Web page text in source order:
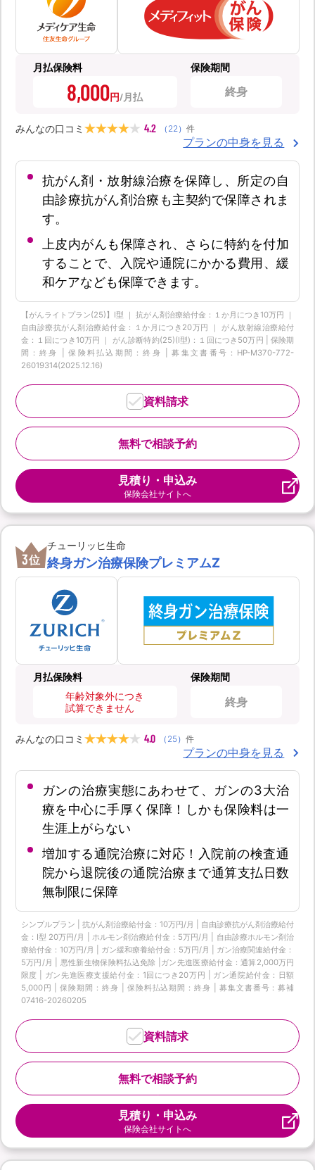
月払保険料
8,000円
保険期間
終身
みんなの口コミ 4.2 （ 22） 件
プランの中身を見る
抗がん剤・放射線治療を保障し、所定の自
由診療抗がん剤治療も主契約で保障されま
す。
上皮内がんも保障され、さらに特約を付加
することで、入院や通院にかかる費用、緩
和ケアなども保障できます。
【がんライトプラン(25)】I型 ｜ 抗がん剤治療給付金：１か月につき10万円 ｜
自由診療抗がん剤治療給付金：１か月につき20万円 ｜ がん放射線治療給付
金：１回につき10万円 ｜ がん診断特約(25)(Ⅰ型)：１回につき50万円 | 保険期
間：終身 | 保険料払込期間：終身 | 募集文書番号：HP-M370-772-
26019314(2025.12.16)
無料で相談予約
資料請求
見積り・申込み
保険会社サイトへ
3位
チューリッヒ生命
終身ガン治療保険プレミアムZ
月払保険料
年齢対象外につき
試算できません
保険期間
終身
みんなの口コミ 4.0 （ 25） 件
プランの中身を見る
ガンの治療実態にあわせて、ガンの3大治
療を中心に手厚く保障！しかも保険料は一
生涯上がらない
増加する通院治療に対応！入院前の検査通
院から退院後の通院治療まで通算支払日数
無制限に保障
シンプルプラン | 抗がん剤治療給付金：10万円/月 | 自由診療抗がん剤治療給付
金：Ⅰ型 20万円/月 | ホルモン剤治療給付金：5万円/月 | 自由診療ホルモン剤治
療給付金：10万円/月 | ガン緩和療養給付金：5万円/月 | ガン治療関連給付金：
5万円/月 | 悪性新生物保険料払込免除 |ガン先進医療給付金：通算2,000万円
限度 | ガン先進医療支援給付金：1回につき20万円 | ガン通院給付金：日額
5,000円 | 保険期間：終身 | 保険料払込期間：終身 | 募集文書番号：募補
07416-20260205
無料で相談予約
資料請求
見積り・申込み
保険会社サイトへ